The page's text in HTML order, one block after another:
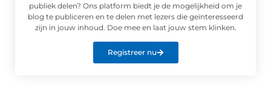
publiek delen? Ons platform biedt je de mogelijkheid om je
blog te publiceren en te delen met lezers die geïnteresseerd
zijn in jouw inhoud. Doe mee en laat jouw stem klinken.
Registreer nu